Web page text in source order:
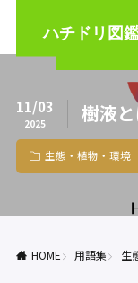
ハチドリ図
11/03
2025 樹液
生態・植物・環境
HOME 用語集 生